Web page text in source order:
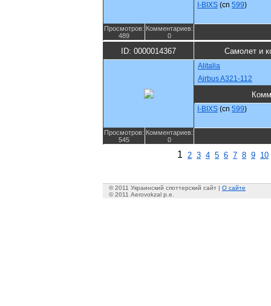
I-BIXS (cn 599)
Просмотров:
489
Комментариев:
0
ID: 0000014367 Самолет и
Alitalia
Airbus A321-112
I-BIXS (cn 599)
Просмотров:
545
Комментариев:
0
1 2 3 4 5 6 7 8 9 10
© 2011 Украинский споттерский сайт | О сайте
© 2011 Aerovokzal p.e.